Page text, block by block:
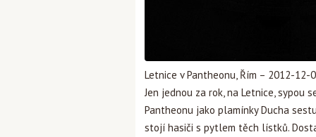
Letnice v Pantheonu, Řím – 2012-12-
Jen jednou za rok, na Letnice,
Pantheonu jako plamínky Ducha
stojí hasiči s pytlem těch lístků.